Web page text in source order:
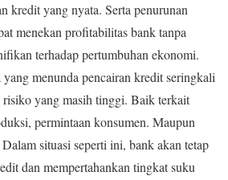
kredit yang nyata. Serta penurunan
menekan profitabilitas bank tanpa
terhadap pertumbuhan ekonomi.
menunda pencairan kredit seringkali
risiko yang masih tinggi. Baik terkait
permintaan konsumen. Maupun
situasi seperti ini, bank akan tetap
dan mempertahankan tingkat suku